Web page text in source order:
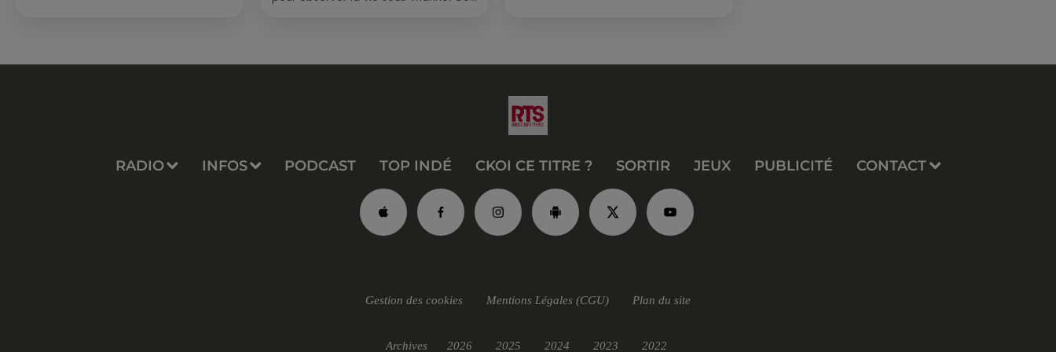
RADIO INFOS PODCAST TOP INDÉ CKOI CE TITRE ? SORTIR JEUX PUBLICITÉ CONTACT
Gestion des cookies Mentions Légales (CGU) Plan du site
Archives 2026 2025 2024 2023 2022